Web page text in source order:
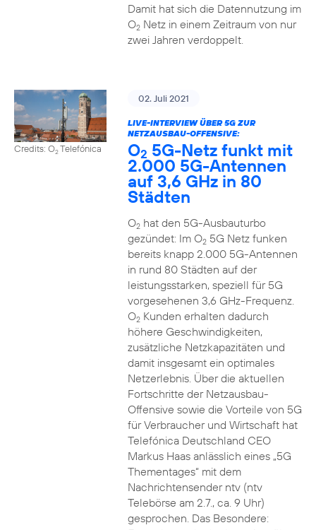
Damit hat sich die Datennutzung im
O2Netz in einem Zeitraum von nur
zwei Jahren verdoppelt.
Credits: O2Telefónica
02. Juli 2021
LIVE-INTERVIEW ÜBER 5G ZUR
NETZAUSBAU-OFFENSIVE:
O2 5G-Netz funkt mit
2.000 5G-Antennen
auf 3,6 GHz in 80
Städten
O2hat den 5G-Ausbauturbo
gezündet: Im O25G Netz funken
bereits knapp 2.000 5G-Antennen
in rund 80 Städten auf der
leistungsstarken, speziell für 5G
vorgesehenen 3,6 GHz-Frequenz.
O2Kunden erhalten dadurch
höhere Geschwindigkeiten,
zusätzliche Netzkapazitäten und
damit insgesamt ein optimales
Netzerlebnis. Über die aktuellen
Fortschritte der Netzausbau-
Offensive sowie die Vorteile von 5G
für Verbraucher und Wirtschaft hat
Telefónica Deutschland CEO
Markus Haas anlässlich eines „5G
Thementages“ mit dem
Nachrichtensender ntv (ntv
Telebörse am 2.7., ca. 9 Uhr)
gesprochen. Das Besondere: